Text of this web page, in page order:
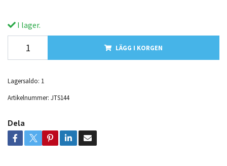
I lager.
LÄGG I KORGEN
Lagersaldo: 1
Artikelnummer: JTS144
Dela